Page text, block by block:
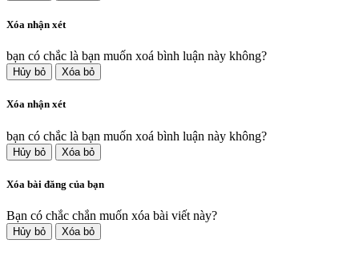
Xóa nhận xét
bạn có chắc là bạn muốn xoá bình luận này không?
Hủy bỏ Xóa bỏ
Xóa nhận xét
bạn có chắc là bạn muốn xoá bình luận này không?
Hủy bỏ Xóa bỏ
Xóa bài đăng của bạn
Bạn có chắc chắn muốn xóa bài viết này?
Hủy bỏ Xóa bỏ